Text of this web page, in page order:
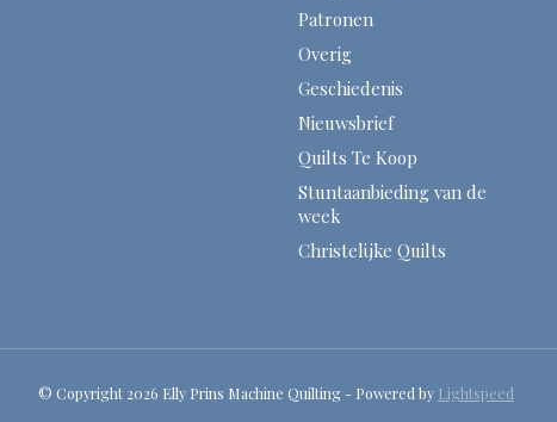
Patronen
Overig
Geschiedenis
Nieuwsbrief
Quilts Te Koop
Stuntaanbieding van de
week
Christelijke Quilts
© Copyright 2026 Elly Prins Machine Quilting - Powered by Lightspeed